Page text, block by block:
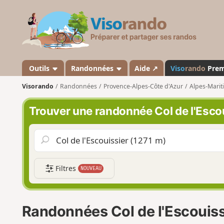
s
a
n
d
o
Outils Randonnées Aide ↗ Visorando
Visorando Randonnées Provence-Alpes-Côte d'Azur Alpes-
Trouver une randonnée Col de
Filtres NOUVEAU
Randonnées Col de